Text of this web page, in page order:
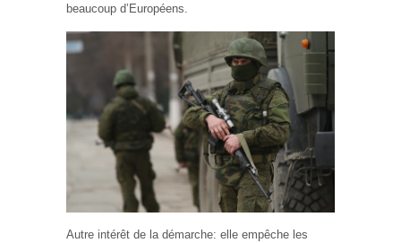
beaucoup d’Européens.
Autre intérêt de la démarche: elle empêche les